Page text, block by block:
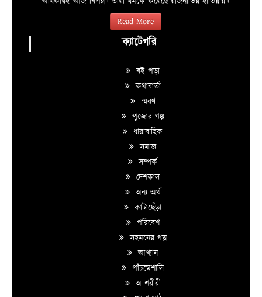
Read More
ক্যাটেগরি
বই পড়া
কথাবার্তা
স্মরণ
পুজোর গল্প
ধারাবাহিক
সমাজ
সম্পর্ক
দেশকাল
অন্য অর্থ
কাটাছেঁড়া
পরিবেশ
সহমনের গল্প
আখ্যান
পাঁচমেশালি
অ-শরীরী